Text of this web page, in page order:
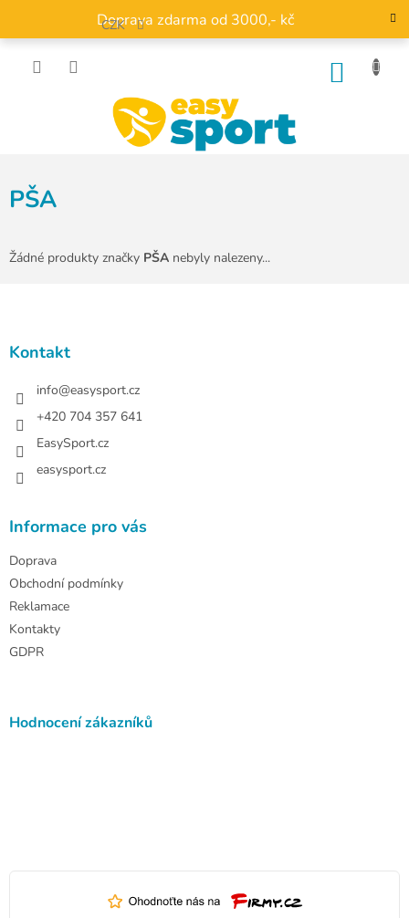
obsah
Doprava zdarma od 3000,- kč
CZK
PŠA
Žádné produkty značky PŠA nebyly nalezeny...
Kontakt
info@easysport.cz
+420 704 357 641
EasySport.cz
easysport.cz
Informace pro vás
Doprava
Obchodní podmínky
Reklamace
Kontakty
GDPR
Hodnocení zákazníků